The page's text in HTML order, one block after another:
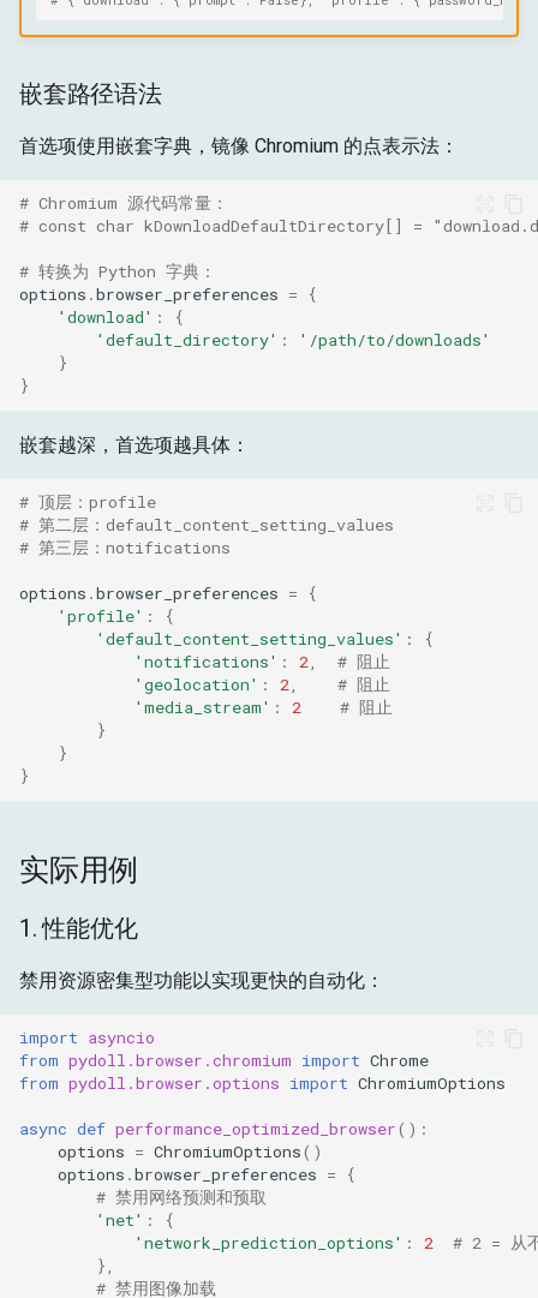
嵌套路径语法
首选项使用嵌套字典，镜像 Chromium 的点表示法：
# Chromium 源代码常量：
# const char kDownloadDefaultDirectory[] =
# 转换为 Python 字典：
options .browser_preferences =
{
'download' :
{
'default_directory' :
'/path/to/downloads'
}
}
嵌套越深，首选项越具体：
# 顶层：profile
# 第二层：default_content_setting_values
# 第三层：notifications
options .browser_preferences =
{
'profile' :
{
'default_content_setting_values' :
{
'notifications' : 2,
# 阻止
'geolocation' : 2,
# 阻止
'media_stream' : 2
# 阻止
}
}
}
实际用例
1. 性能优化
禁用资源密集型功能以实现更快的自动化：
import asyncio
from pydoll.browser.chromium import Chrome
from pydoll.browser.options import ChromiumOptions
async def performance_optimized_browser():
options = ChromiumOptions()
options .browser_preferences =
{
# 禁用网络预测和预取
'net' :
{
'network_prediction_options' : 2
# 2 = 从
},
# 禁用图像加载